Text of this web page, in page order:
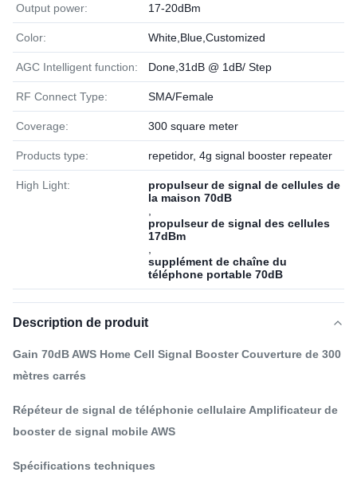
Output power: 17-20dBm
Color: White,Blue,Customized
AGC Intelligent function: Done,31dB @ 1dB/ Step
RF Connect Type: SMA/Female
Coverage: 300 square meter
Products type: repetidor, 4g signal booster repeater
High Light:
propulseur de signal de cellules de
la maison 70dB
propulseur de signal des cellules
17dBm
supplément de chaîne du
téléphone portable 70dB
Description de produit
Gain 70dB AWS Home Cell Signal Booster Couverture de 300
mètres carrés
Répéteur de signal de téléphonie cellulaire Amplificateur de
booster de signal mobile AWS
Spécifications techniques